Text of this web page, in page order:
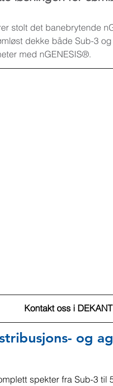
stolt det banebrytende
dekke både Sub-3
med nGENESIS®.
Kontakt oss i
og
spekter fra Sub-3 til